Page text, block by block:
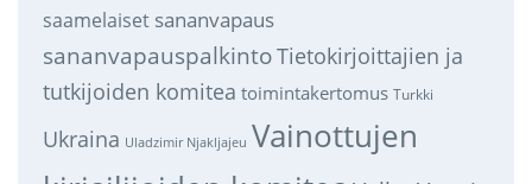
saamelaiset sananvapaus
sananvapauspalkintoTietokirjoittajien ja
tutkijoiden komitea toimintakertomus Turkki
Ukraina Uladzimir Njakljajeu Vainottujen